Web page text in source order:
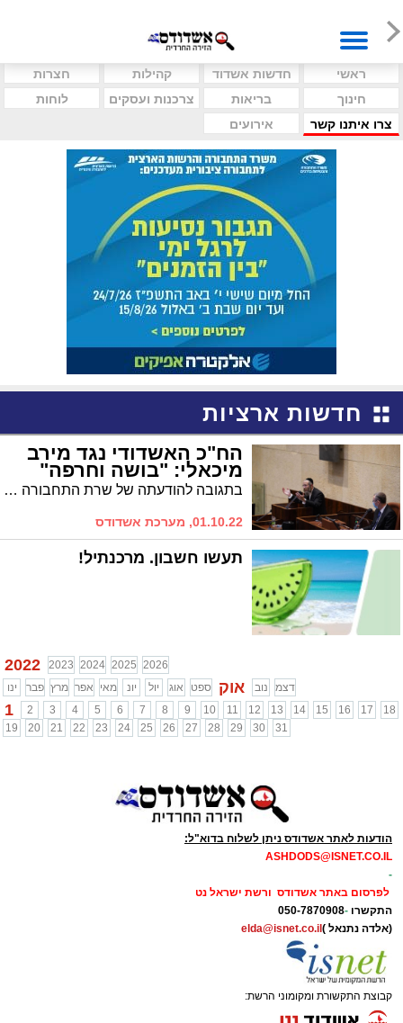
ראשי חדשות אשדוד קהילות
חצרות
חינוך
בריאות צרכנות ועסקים
לוחות
צרו איתנו קשר
אירועים
חדשות ארציות
הח"כ האשדודי נגד מירב
מיכאלי: "בושה וחרפה"
בתגובה להודעתה של שרת התחבורה מירב מיכאלי על הפעלת הרכבת הקלה בשבתות ובחגים, תקף הח"כ האשדודי הר"ר יעקב טסלר בחריפות ואמר כי מדובר בניצול פופוליסטי של העיתוי הפוליטי - ערב הבחירות
01.10.22, מערכת אשדודס
תעשו חשבון. מרכנתיל!
2022 2023 2024 2025 2026
ינו
פבר מרץ אפר מאי יונ יול אוג ספט אוק נוב דצמ
1 2 3 4 5 6 7 8 9 10 11 12 13 14 15 16 17
18
19
20 21 22 23 24 25 26 27 28 29 30 31
הודעות לאתר אשדודס ניתן לשלוח בדוא"ל:
ASHDODS@ISNET.CO.IL
-
לפרסום באתר אשדודס ורשת ישראל נט
התקשרו -
050-7870908
(אלדה נתנאל ) elda@isnet.co.il
קבוצת התקשורת ומקומוני הרשת: